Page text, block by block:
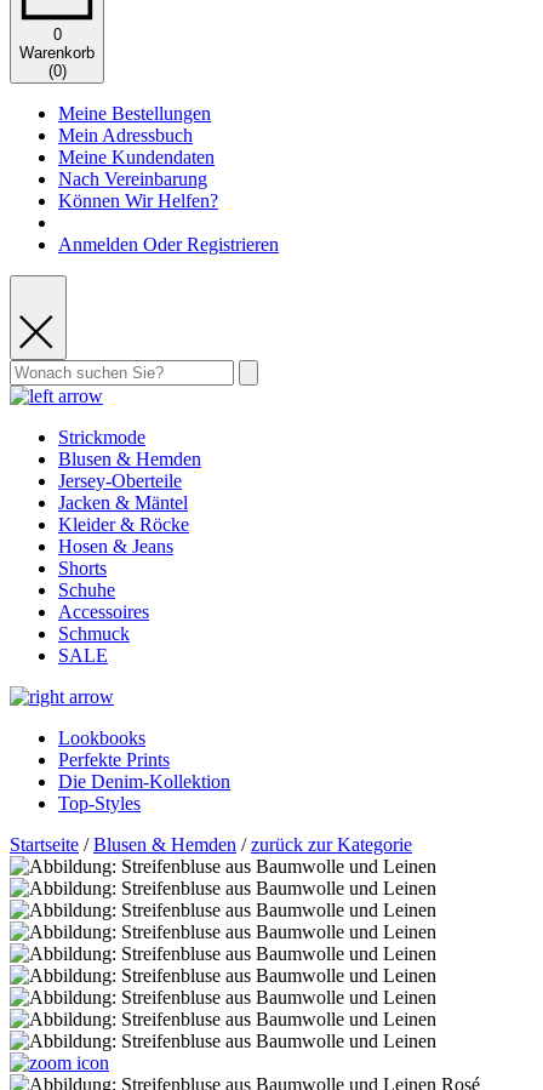
0
Warenkorb
(0)
Meine Bestellungen
Mein Adressbuch
Meine Kundendaten
Nach Vereinbarung
Können Wir Helfen?
Anmelden Oder Registrieren
Strickmode
Blusen & Hemden
Jersey-Oberteile
Jacken & Mäntel
Kleider & Röcke
Hosen & Jeans
Shorts
Schuhe
Accessoires
Schmuck
SALE
Lookbooks
Perfekte Prints
Die Denim-Kollektion
Top-Styles
Startseite /Blusen & Hemden /zurück zur Kategorie